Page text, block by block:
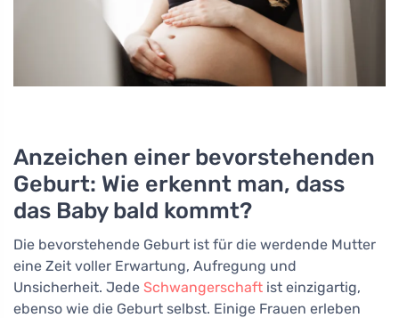
Anzeichen einer bevorstehenden
Geburt: Wie erkennt man, dass
das Baby bald kommt?
Die bevorstehende Geburt ist für die werdende Mutter
eine Zeit voller Erwartung, Aufregung und
Unsicherheit. Jede Schwangerschaft ist einzigartig,
ebenso wie die Geburt selbst. Einige Frauen erleben